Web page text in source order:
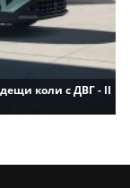
коли с ДВГ - II